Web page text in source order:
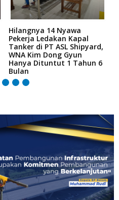
Hilangnya 14 Nyawa
Pekerja Ledakan Kapal
Tanker di PT ASL Shipyard,
WNA Kim Dong Gyun
Hanya Dituntut 1 Tahun 6
Bulan